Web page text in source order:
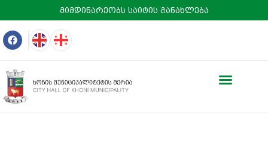
მიმდინარეობს საიტის განახლება